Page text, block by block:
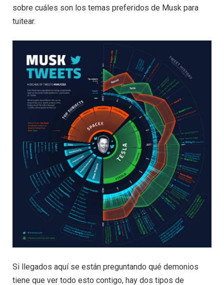
sobre cuáles son los temas preferidos de Musk para
tuitear.
Si llegados aquí se están preguntando qué demonios
tiene que ver todo esto contigo, hay dos tipos de